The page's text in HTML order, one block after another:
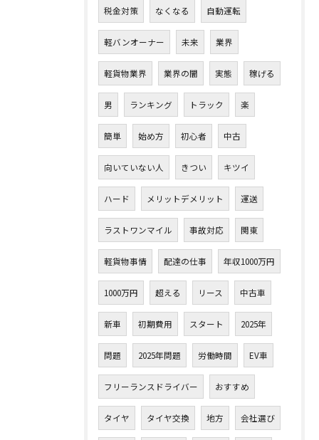
税金対策 なくなる 自動運転
軽バンオーナー 未来 業界
軽貨物業界 業界の闇 実態 稼げる
男 ランキング トラック 楽
簡単 始め方 初心者 中古
向いていない人 きつい キツイ
ハード メリットデメリット 運送
ラストワンマイル 事故対応 関東
軽貨物事情 配達の仕事 年収1000万円
1000万円 超える リース 中古車
新車 初期費用 スタート 2025年
問題 2025年問題 労働時間 EV車
フリーランスドライバー おすすめ
タイヤ タイヤ交換 地方 会社選び